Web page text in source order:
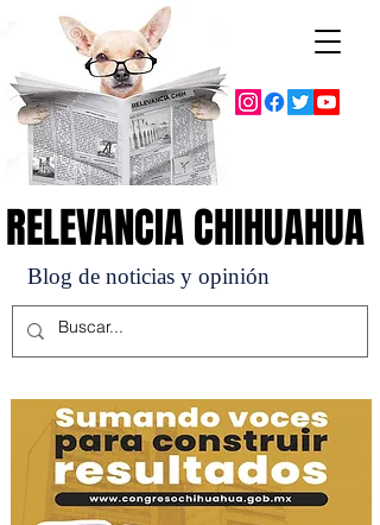
Blog de noticias y opinión
RELEVANCIA CHIHUAHUA
RELEVANCIA CHIHUAHUA